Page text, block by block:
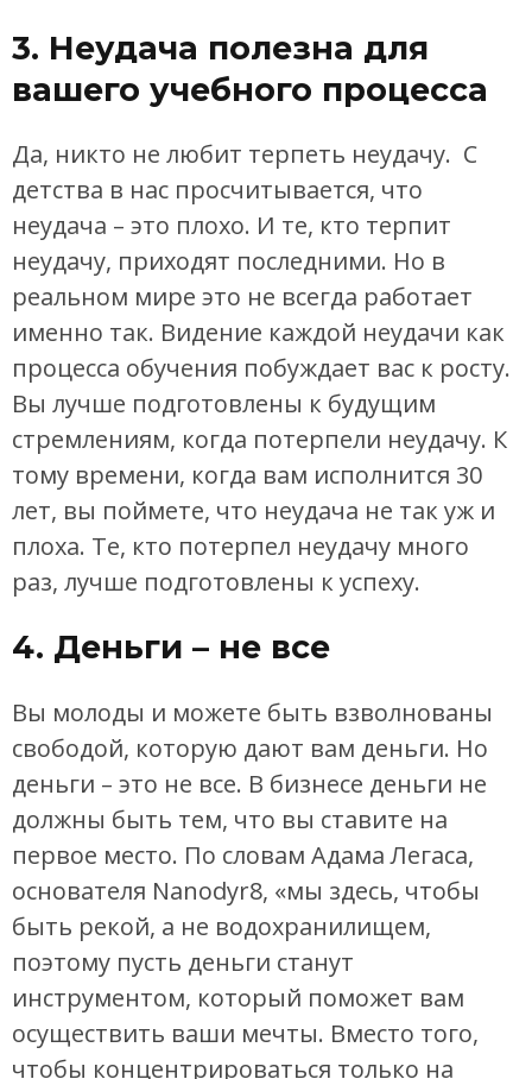
3. Неудача полезна для
вашего учебного процесса
Да, никто не любит терпеть неудачу. С
детства в нас просчитывается, что
неудача – это плохо. И те, кто терпит
неудачу, приходят последними. Но в
реальном мире это не всегда работает
именно так. Видение каждой неудачи как
процесса обучения побуждает вас к росту.
Вы лучше подготовлены к будущим
стремлениям, когда потерпели неудачу. К
тому времени, когда вам исполнится 30
лет, вы поймете, что неудача не так уж и
плоха. Те, кто потерпел неудачу много
раз, лучше подготовлены к успеху.
4. Деньги – не все
Вы молоды и можете быть взволнованы
свободой, которую дают вам деньги. Но
деньги – это не все. В бизнесе деньги не
должны быть тем, что вы ставите на
первое место. По словам Адама Легаса,
основателя Nanodyr8, «мы здесь, чтобы
быть рекой, а не водохранилищем,
поэтому пусть деньги станут
инструментом, который поможет вам
осуществить ваши мечты. Вместо того,
чтобы концентрироваться только на